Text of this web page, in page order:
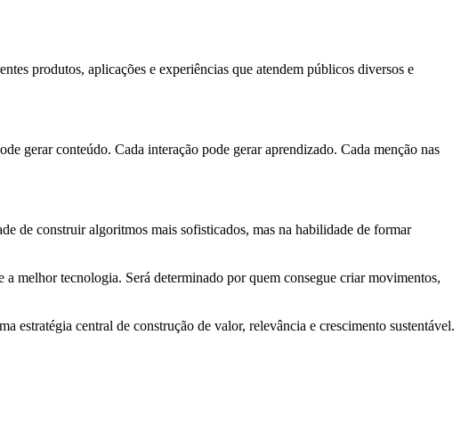
produtos, aplicações e experiências que atendem públicos diversos e
gerar conteúdo. Cada interação pode gerar aprendizado. Cada menção nas
de construir algoritmos mais sofisticados, mas na habilidade de formar
melhor tecnologia. Será determinado por quem consegue criar movimentos,
estratégia central de construção de valor, relevância e crescimento sustentável.